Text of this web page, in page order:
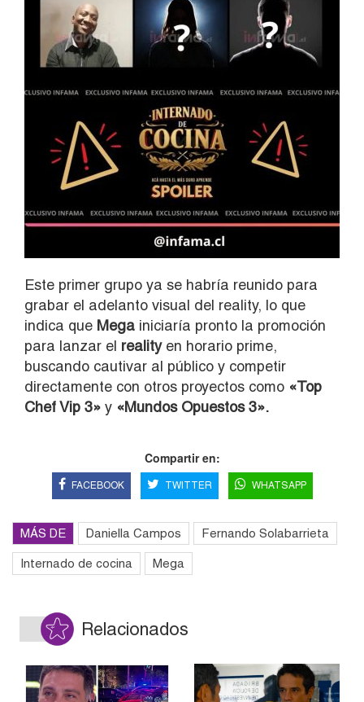
Este primer grupo ya se habría reunido para
grabar el adelanto visual del reality, lo que
indica que Mega iniciaría pronto la promoción
para lanzar el realityen horario prime,
buscando cautivar al público y competir
directamente con otros proyectos como «Top
Chef Vip 3» y «Mundos Opuestos 3».
Compartir en:
FACEBOOK TWITTER WHATSAPP
MÁS DE Daniella Campos Fernando Solabarrieta
Internado de cocina Mega
Relacionados